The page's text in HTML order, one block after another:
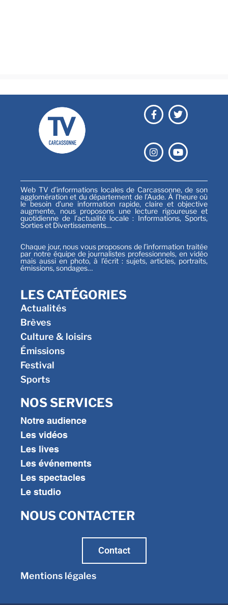
Web TV d’informations locales de Carcassonne, de son
agglomération et du département de l’Aude. À l’heure où
le besoin d’une information rapide, claire et objective
augmente, nous proposons une lecture rigoureuse et
quotidienne de l’actualité locale : Informations, Sports,
Sorties et Divertissements…
Chaque jour, nous vous proposons de l’information traitée
par notre équipe de journalistes professionnels, en vidéo
mais aussi en photo, à l’écrit : sujets, articles, portraits,
émissions, sondages…
LES CATÉGORIES
Actualités
Brèves
Culture & loisirs
Émissions
Festival
Sports
NOS SERVICES
Notre audience
Les vidéos
Les lives
Les événements
Les spectacles
Le studio
NOUS CONTACTER
Contact
Mentions légales